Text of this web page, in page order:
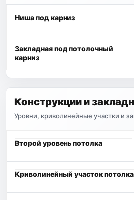
Ниша под карниз
Закладная под потолочный
карниз
Конструкции и
Уровни, криволинейные участки и
Второй уровень потолка
Криволинейный участок потолка